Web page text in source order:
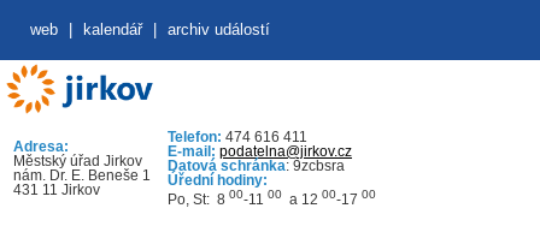
web kalendář archiv událostí
Adresa:
Městský úřad Jirkov
nám. Dr. E. Beneše 1
431 11 Jirkov
Telefon: 474 616 411
E-mail: podatelna@jirkov.cz
Datová schránka: 9zcbsra
Úřední hodiny:
Po, St: 8 00-11 00 a 12 00-17 00